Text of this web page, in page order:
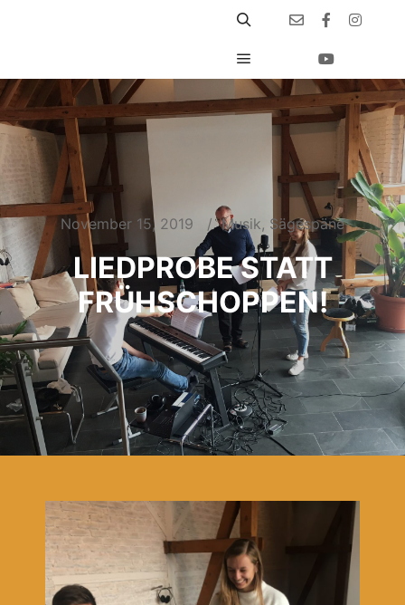
November 15, 2019 Musik, Sägespäne
LIEDPROBE STATT
FRÜHSCHOPPEN!